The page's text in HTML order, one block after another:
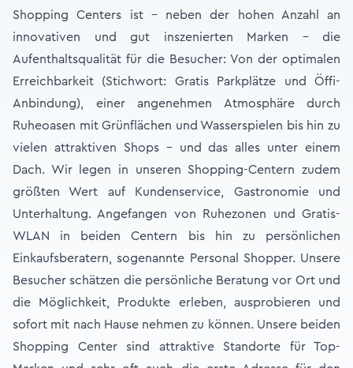
Shopping Centers ist – neben der hohen Anzahl an
innovativen und gut inszenierten Marken – die
Aufenthaltsqualität für die Besucher: Von der optimalen
Erreichbarkeit (Stichwort: Gratis Parkplätze und Öffi-
Anbindung), einer angenehmen Atmosphäre durch
Ruheoasen mit Grünflächen und Wasserspielen bis hin zu
vielen attraktiven Shops – und das alles unter einem
Dach. Wir legen in unseren Shopping-Centern zudem
größten Wert auf Kundenservice, Gastronomie und
Unterhaltung. Angefangen von Ruhezonen und Gratis-
WLAN in beiden Centern bis hin zu persönlichen
Einkaufsberatern, sogenannte Personal Shopper. Unsere
Besucher schätzen die persönliche Beratung vor Ort und
die Möglichkeit, Produkte erleben, ausprobieren und
sofort mit nach Hause nehmen zu können. Unsere beiden
Shopping Center sind attraktive Standorte für Top-